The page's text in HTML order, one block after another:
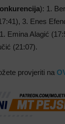
): 1.
3. Enes
Emina Alagić
(21:07).
provjeriti na